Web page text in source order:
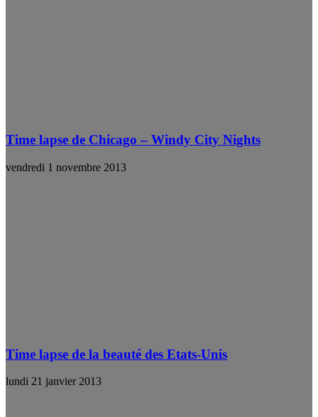
Time lapse de Chicago – Windy City Nights
vendredi 1 novembre 2013
Time lapse de la beauté des Etats-Unis
lundi 21 janvier 2013